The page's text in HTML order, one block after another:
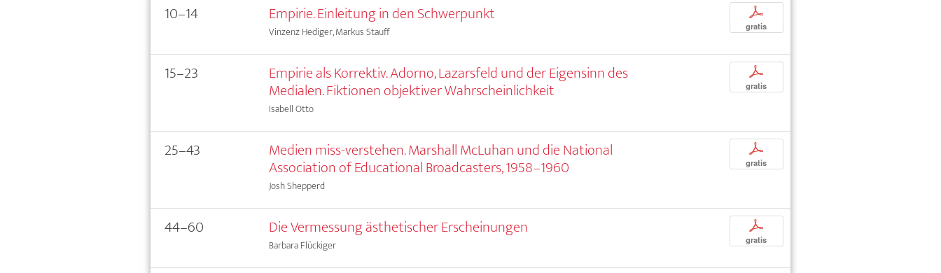
10–14 Empirie. Einleitung in den Schwerpunkt
Vinzenz Hediger, Markus Stauff
p
gratis
15–23 Empirie als Korrektiv. Adorno, Lazarsfeld und der Eigensinn des
Medialen. Fiktionen objektiver Wahrscheinlichkeit
Isabell Otto
p
gratis
25–43 Medien miss-verstehen. Marshall McLuhan und die National
Association of Educational Broadcasters, 1958–1960
Josh Shepperd
p
gratis
44–60 Die Vermessung ästhetischer Erscheinungen
Barbara Flückiger
p
gratis